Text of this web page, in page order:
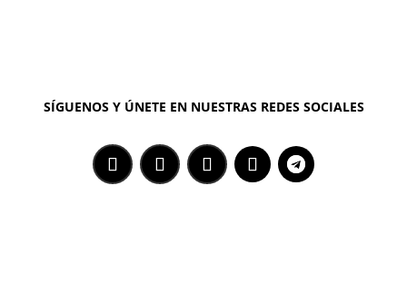
SÍGUENOS Y ÚNETE EN NUESTRAS REDES SOCIALES